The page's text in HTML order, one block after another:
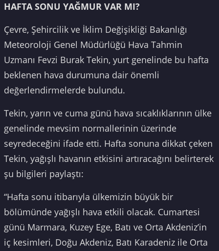
HAFTA SONU YAĞMUR VAR MI?
Çevre, Şehircilik ve İklim Değişikliği Bakanlığı
Meteoroloji Genel Müdürlüğü Hava Tahmin
Uzmanı Fevzi Burak Tekin, yurt genelinde bu hafta
beklenen hava durumuna dair önemli
değerlendirmelerde bulundu.
Tekin, yarın ve cuma günü hava sıcaklıklarının ülke
genelinde mevsim normallerinin üzerinde
seyredeceğini ifade etti. Hafta sonuna dikkat çeken
Tekin, yağışlı havanın etkisini artıracağını belirterek
şu bilgileri paylaştı:
“Hafta sonu itibarıyla ülkemizin büyük bir
bölümünde yağışlı hava etkili olacak. Cumartesi
günü Marmara, Kuzey Ege, Batı ve Orta Akdeniz’in
iç kesimleri, Doğu Akdeniz, Batı Karadeniz ile Orta